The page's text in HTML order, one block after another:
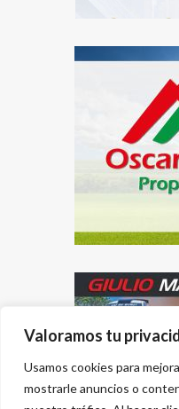
Valoramos tu
Usamos cookies para
mostrarle anuncios o